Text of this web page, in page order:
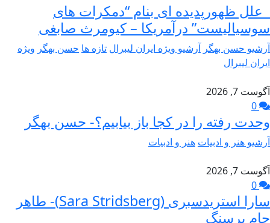
علل ظهورپدیده ای بنام “دمکرات های
سوسیالیست” درآمریکا – کیومرث صابغی
آرشیو حسن بهگر آرشیو ویژه ایران لیبرال تازه ها حسن بهگر ویژه
ایران لیبرال
آگوست 7, 2026
وحدت رفته را در کجا باز بیابیم؟- حسن بهگر
آرشیو هنر و ادبیات هنر و ادبیات
آگوست 7, 2026
سارا استریدسبری (Sara Stridsberg)- طاهر
جام برسنگ